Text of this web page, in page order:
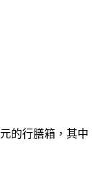
的行膳箱，其中